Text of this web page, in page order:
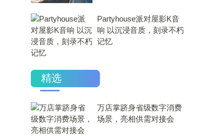
Partyhouse派对屋影K音
响 以沉浸音质，刻录不朽
记忆
精选
万店掌跻身省级数字消费
场景，亮相供需对接会